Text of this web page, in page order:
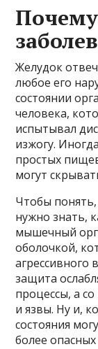
Желудок
любое его
состоянии
человека,
испытывал
изжогу.
простых
могут
Чтобы
нужно знать,
мышечный
оболочкой,
агрессивного
защита
процессы, а
и язвы. Ну и,
состояния
более